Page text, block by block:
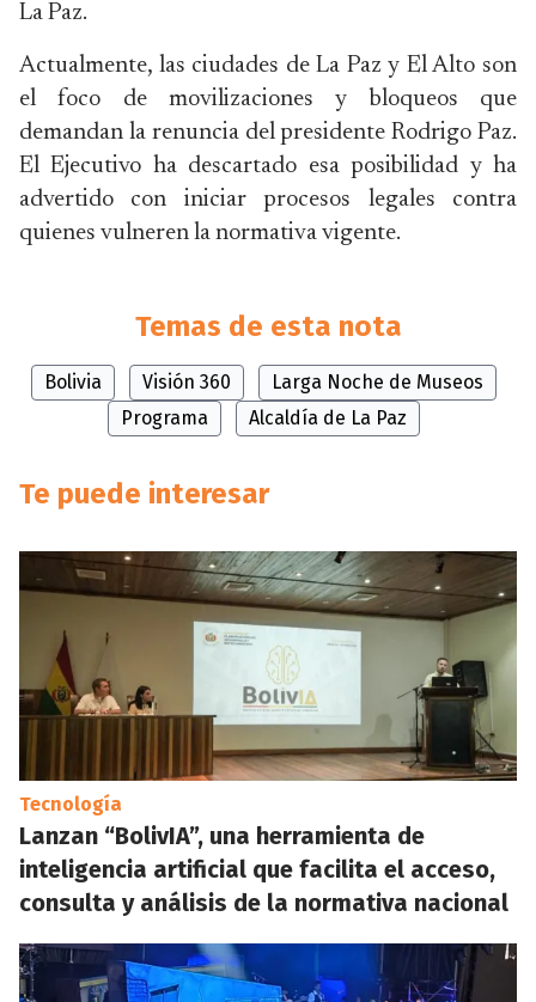
La Paz.
Actualmente, las ciudades de La Paz y El Alto son
el foco de movilizaciones y bloqueos que
demandan la renuncia del presidente Rodrigo Paz.
El Ejecutivo ha descartado esa posibilidad y ha
advertido con iniciar procesos legales contra
quienes vulneren la normativa vigente.
Temas de esta nota
Bolivia Visión 360
Larga Noche de Museos
Programa
Alcaldía de La Paz
Te puede interesar
Tecnología
Lanzan “BolivIA”, una herramienta de
inteligencia artificial que facilita el acceso,
consulta y análisis de la normativa nacional